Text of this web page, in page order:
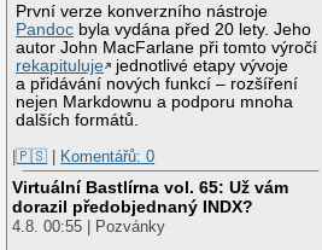
První verze konverzního nástroje
Pandoc byla vydána před 20 lety. Jeho
autor John MacFarlane při tomto výročí
rekapituluje
jednotlivé etapy vývoje
a přidávání nových funkcí – rozšíření
nejen Markdownu a podporu mnoha
dalších formátů.
|🇵🇸 | Komentářů: 0
Virtuální Bastlírna vol. 65: Už vám
dorazil předobjednaný INDX?
4.8. 00:55 | Pozvánky